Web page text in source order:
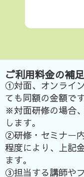
ご利用料金の補足
①対面、オンライ
ても同額の金額です
※対面研修の場合
します。
②研修・セミナー
程度により、上記
ます。
③担当する講師や